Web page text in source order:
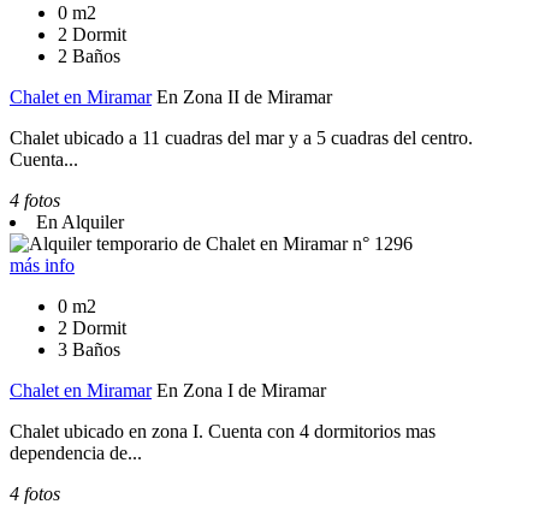
0 m2
2 Dormit
2 Baños
Chalet en Miramar En Zona II de Miramar
Chalet ubicado a 11 cuadras del mar y a 5 cuadras del centro.
Cuenta...
4 fotos
En Alquiler
más info
0 m2
2 Dormit
3 Baños
Chalet en Miramar En Zona I de Miramar
Chalet ubicado en zona I. Cuenta con 4 dormitorios mas
dependencia de...
4 fotos